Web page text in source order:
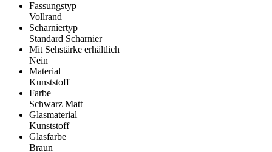
Fassungstyp
Vollrand
Scharniertyp
Standard Scharnier
Mit Sehstärke erhältlich
Nein
Material
Kunststoff
Farbe
Schwarz Matt
Glasmaterial
Kunststoff
Glasfarbe
Braun